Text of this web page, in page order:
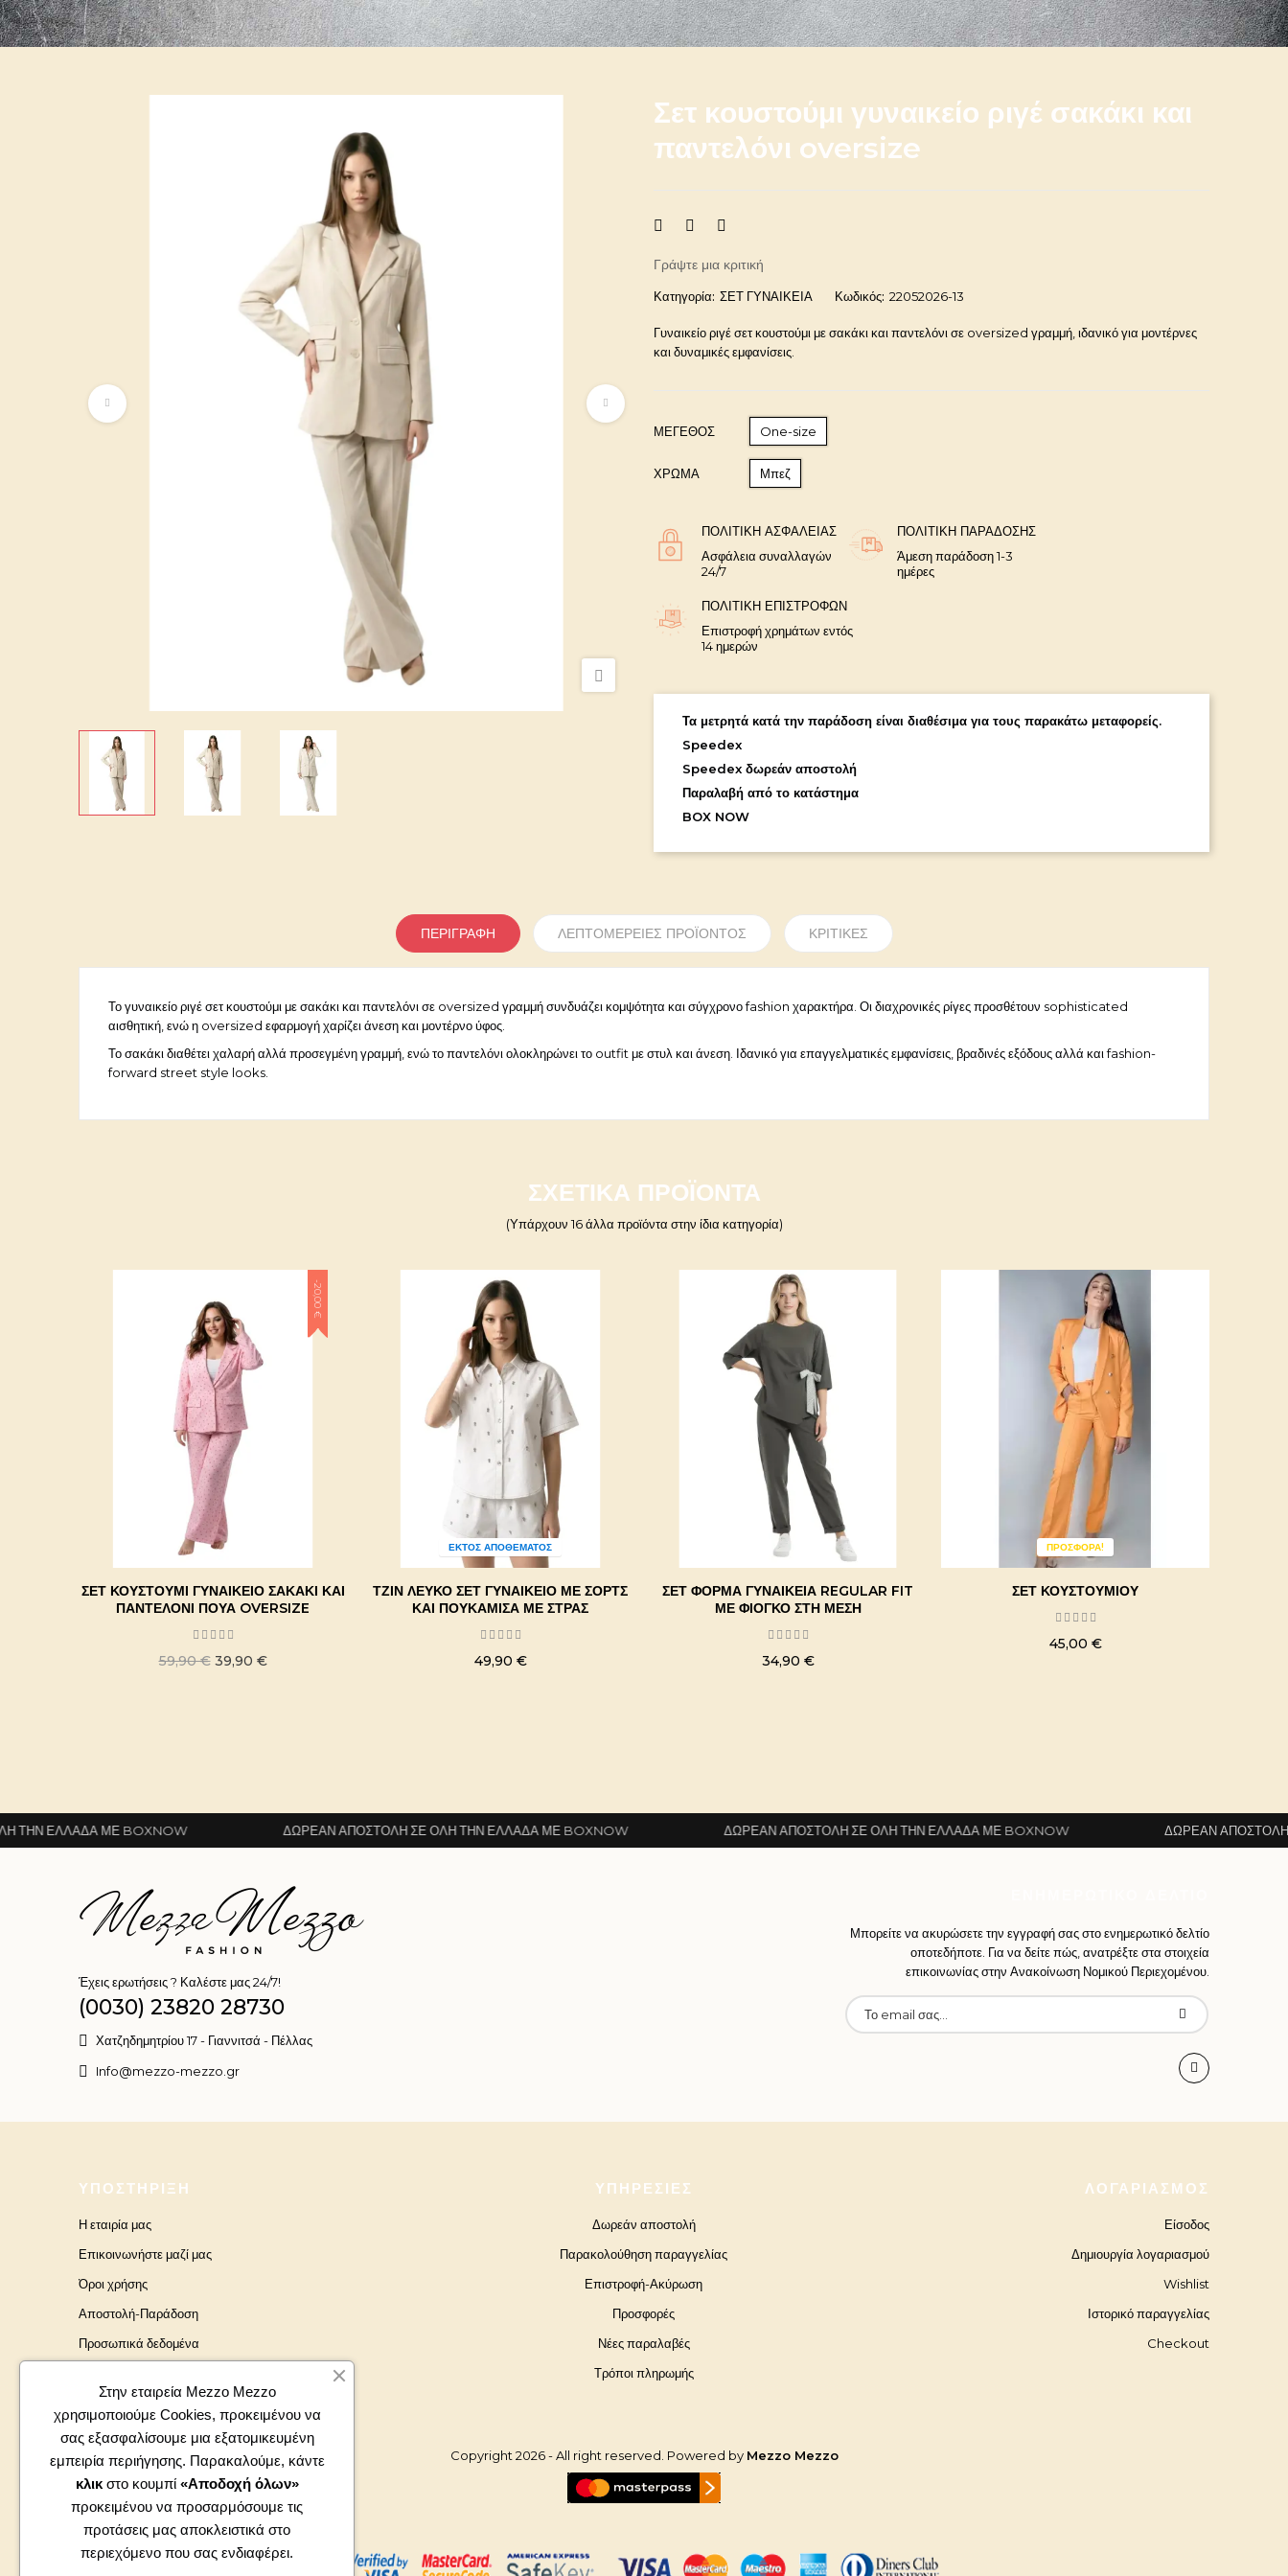
Σετ κουστούμι γυναικείο ριγέ σακάκι και
παντελόνι oversize
Γράψτε μια κριτική
Κατηγορία: ΣΕΤ ΓΥΝΑΙΚΕΙΑ Κωδικός: 22052026-13
Γυναικείο ριγέ σετ κουστούμι με σακάκι και παντελόνι σε oversized γραμμή, ιδανικό για μοντέρνες
και δυναμικές εμφανίσεις.
ΜΈΓΕΘΟΣ One-size
ΧΡΩΜΑ Μπεζ
ΠΟΛΙΤΙΚΉ ΑΣΦΑΛΕΊΑΣ
Ασφάλεια συναλλαγών
24/7
ΠΟΛΙΤΙΚΉ ΠΑΡΆΔΟΣΗΣ
Άμεση παράδοση 1-3
ημέρες
ΠΟΛΙΤΙΚΉ ΕΠΙΣΤΡΟΦΏΝ
Επιστροφή χρημάτων εντός
14 ημερών
Τα μετρητά κατά την παράδοση είναι διαθέσιμα για τους παρακάτω μεταφορείς.
Speedex
Speedex δωρεάν αποστολή
Παραλαβή από το κατάστημα
BOX NOW
ΠΕΡΙΓΡΑΦΉ ΛΕΠΤΟΜΈΡΕΙΕΣ ΠΡΟΪΌΝΤΟΣ ΚΡΙΤΙΚΈΣ
Το γυναικείο ριγέ σετ κουστούμι με σακάκι και παντελόνι σε oversized γραμμή συνδυάζει κομψότητα και σύγχρονο fashion χαρακτήρα. Οι διαχρονικές ρίγες προσθέτουν sophisticated
αισθητική, ενώ η oversized εφαρμογή χαρίζει άνεση και μοντέρνο ύφος.
Το σακάκι διαθέτει χαλαρή αλλά προσεγμένη γραμμή, ενώ το παντελόνι ολοκληρώνει το outfit με στυλ και άνεση. Ιδανικό για επαγγελματικές εμφανίσεις, βραδινές εξόδους αλλά και fashion-
forward street style looks.
Κωδικός22052026-13
3000000123676
ΣΧΕΤΙΚΆ ΠΡΟΪΌΝΤΑ
(Υπάρχουν 16 άλλα προϊόντα στην ίδια κατηγορία)
-20,00 €
ΣΕΤ ΚΟΥΣΤΟΎΜΙ ΓΥΝΑΙΚΕΊΟ ΣΑΚΆΚΙ ΚΑΙ
ΠΑΝΤΕΛΌΝΙ ΠΟΥΆ OVERSIZE
59,90 € 39,90 €
ΕΚΤΌΣ ΑΠΟΘΈΜΑΤΟΣ
ΤΖΙΝ ΛΕΥΚΌ ΣΕΤ ΓΥΝΑΙΚΕΊΟ ΜΕ ΣΟΡΤΣ
ΚΑΙ ΠΟΥΚΑΜΊΣΑ ΜΕ ΣΤΡΑΣ
49,90 €
ΣΕΤ ΦΌΡΜΑ ΓΥΝΑΙΚΕΊΑ REGULAR FIT
ΜΕ ΦΙΌΓΚΟ ΣΤΗ ΜΈΣΗ
34,90 €
ΠΡΟΣΦΟΡΆ!
ΣΕΤ ΚΟΥΣΤΟΥΜΙΟΎ
45,00 €
ΜΕ BOXNOW ΔΩΡΕΆΝ ΑΠΟΣΤΟΛΉ ΣΕ ΌΛΗ ΤΗΝ ΕΛΛΆΔΑ ΜΕ BOXNOW ΔΩΡΕΆΝ ΑΠΟΣΤΟΛΉ ΣΕ ΌΛΗ ΤΗΝ ΕΛΛΆΔΑ ΜΕ BOXNOW ΔΩΡΕΆΝ ΑΠΟΣΤΟΛΉ ΣΕ ΌΛΗ
Έχεις ερωτήσεις ? Καλέστε μας 24/7!
(0030) 23820 28730
Χατζηδημητρίου 17 - Γιαννιτσά - Πέλλας
Info@mezzo-mezzo.gr
Μπορείτε να ακυρώσετε την εγγραφή σας στο ενημερωτικό δελτίο
οποτεδήποτε. Για να δείτε πώς, ανατρέξτε στα στοιχεία
επικοινωνίας στην Ανακοίνωση Νομικού Περιεχομένου.
ΥΠΟΣΤΉΡΙΞΗ
Η εταιρία μας
Επικοινωνήστε μαζί μας
Όροι χρήσης
Αποστολή-Παράδοση
Προσωπικά δεδομένα
ΥΠΗΡΕΣΊΕΣ
Δωρεάν αποστολή
Παρακολούθηση παραγγελίας
Επιστροφή-Ακύρωση
Προσφορές
Νέες παραλαβές
Τρόποι πληρωμής
ΛΟΓΑΡΙΑΣΜΌΣ
Είσοδος
Δημιουργία λογαριασμού
Wishlist
Ιστορικό παραγγελίας
Checkout
Copyright 2026 - All right reserved. Powered by Mezzo Mezzo
Στην εταιρεία Mezzo Mezzo
χρησιμοποιούμε Cookies, προκειμένου να
σας εξασφαλίσουμε μια εξατομικευμένη
εμπειρία περιήγησης. Παρακαλούμε, κάντε
κλικ στο κουμπί «Αποδοχή όλων»
προκειμένου να προσαρμόσουμε τις
προτάσεις μας αποκλειστικά στο
περιεχόμενο που σας ενδιαφέρει.